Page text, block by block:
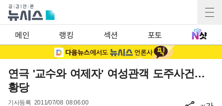
메인 랭킹 섹션 포토
연극 '교수와 여제자' 여성관객 도주사건…
황당
기사등록 2011/07/08 08:06:00